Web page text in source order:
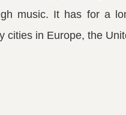
music. It has for a
cities in Europe, the